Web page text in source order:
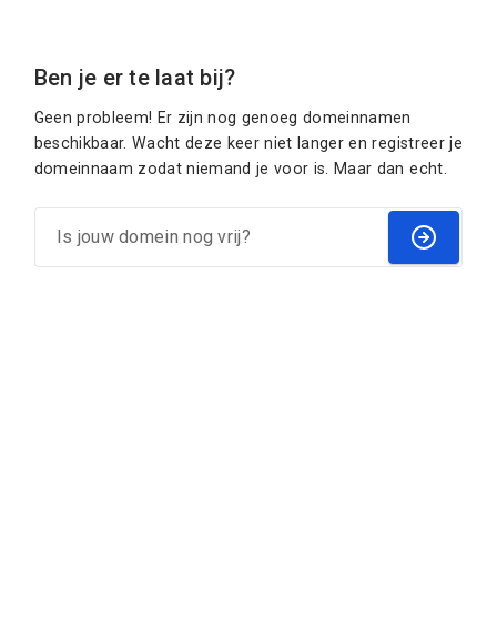
Ben je er te laat bij?
Geen probleem! Er zijn nog genoeg domeinnamen
beschikbaar. Wacht deze keer niet langer en registreer je
domeinnaam zodat niemand je voor is. Maar dan echt.